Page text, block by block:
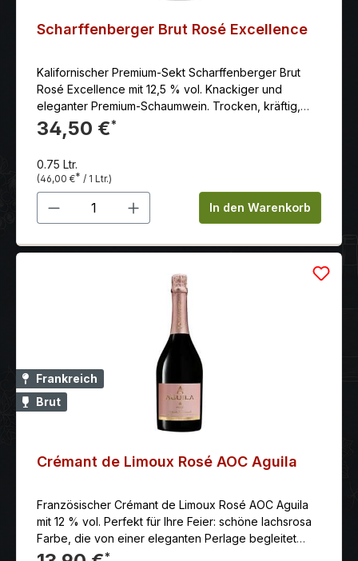
Scharffenberger Brut Rosé Excellence
Kalifornischer Premium-Sekt Scharffenberger Brut
Rosé Excellence mit 12,5 % vol. Knackiger und
eleganter Premium-Schaumwein. Trocken, kräftig,
aber komplex, von den Kaki- und Himbeeraromen bis
hin zu den lebhaften Aromen von weißen Himbeeren
durch einen Hauch würziger Reife ausgeglichen wird
und ihn im anhaltenden Abgang interessant hält.
34,50 €*
0.75 Ltr.
(46,00 €* / 1 Ltr.)
Produkt Anzahl: Gib denIn den Warenkorb
Frankreich
Brut
Crémant de Limoux Rosé AOC Aguila
Französischer Crémant de Limoux Rosé AOC Aguila
mit 12 % vol. Perfekt für Ihre Feier: schöne lachsrosa
Farbe, die von einer eleganten Perlage begleitet
wird. Verlockender Duft von weißfleischigen Früchten
*